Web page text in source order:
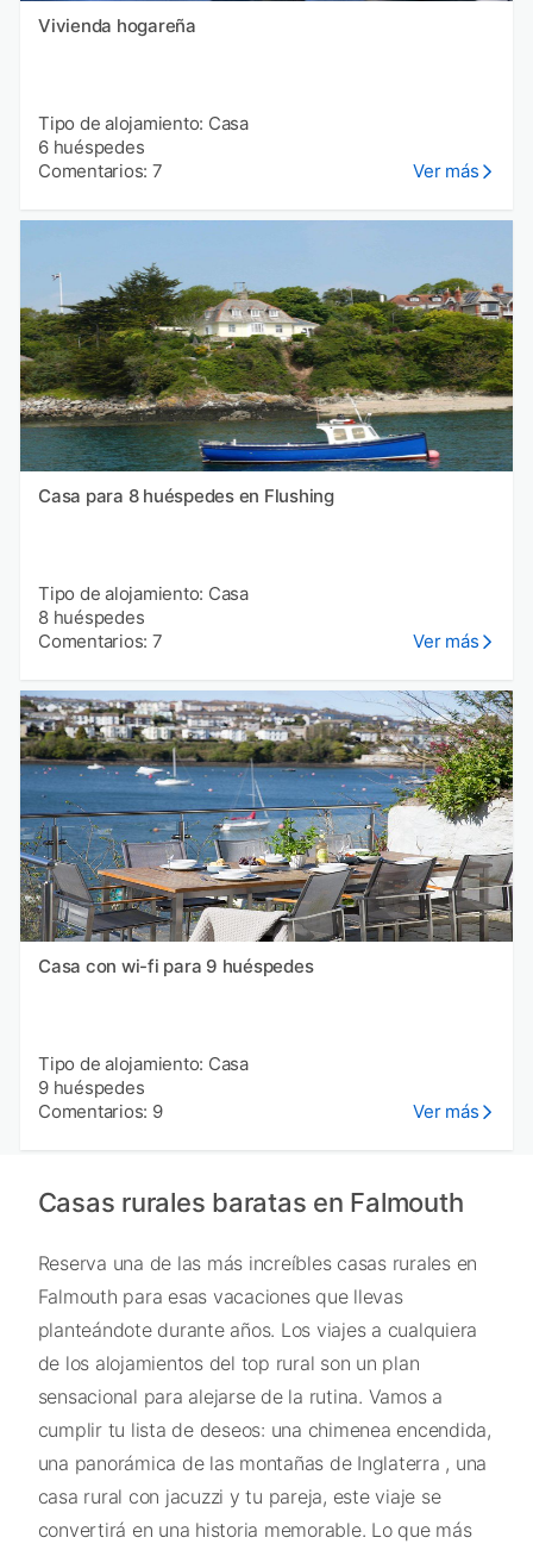
Vivienda hogareña
Tipo de alojamiento: Casa
6 huéspedes
Comentarios: 7
Ver más
Casa para 8 huéspedes en Flushing
Tipo de alojamiento: Casa
8 huéspedes
Comentarios: 7
Ver más
Casa con wi-fi para 9 huéspedes
Tipo de alojamiento: Casa
9 huéspedes
Comentarios: 9
Ver más
Casas rurales baratas en Falmouth
Reserva una de las más increíbles casas rurales en
Falmouth para esas vacaciones que llevas
planteándote durante años. Los viajes a cualquiera
de los alojamientos del top rural son un plan
sensacional para alejarse de la rutina. Vamos a
cumplir tu lista de deseos: una chimenea encendida,
una panorámica de las montañas de Inglaterra , una
casa rural con jacuzzi y tu pareja, este viaje se
convertirá en una historia memorable. Lo que más